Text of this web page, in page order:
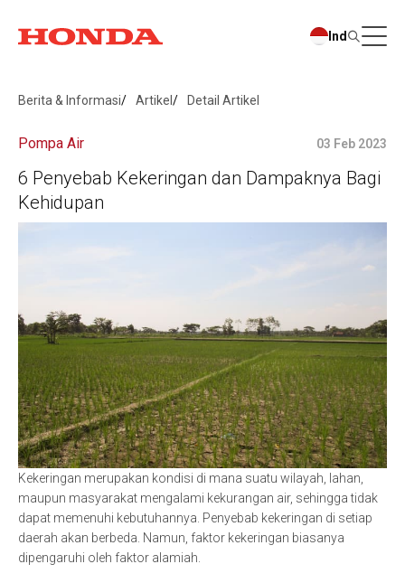
Ind
Berita & Informasi Artikel Detail Artikel
Pompa Air 03 Feb 2023
6 Penyebab Kekeringan dan Dampaknya Bagi
Kehidupan
Kekeringan merupakan kondisi di mana suatu wilayah, lahan,
maupun masyarakat mengalami kekurangan air, sehingga tidak
dapat memenuhi kebutuhannya. Penyebab kekeringan di setiap
daerah akan berbeda. Namun, faktor kekeringan biasanya
dipengaruhi oleh faktor alamiah.